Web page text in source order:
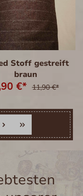
Stoff gestreift
braun
€* 11,90 €*